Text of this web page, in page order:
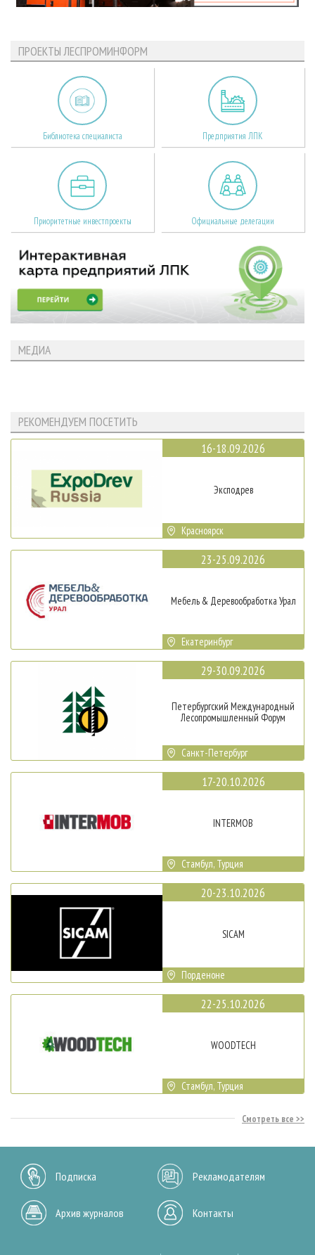
ПРОЕКТЫ ЛЕСПРОМИНФОРМ
Библиотека специалиста Предприятия ЛПК
Приоритетные инвестпроекты Официальные делегации
МЕДИА
РЕКОМЕНДУЕМ ПОСЕТИТЬ
16-18.09.2026
Эксподрев
Красноярск
23-25.09.2026
Мебель & Деревообработка Урал
Екатеринбург
29-30.09.2026
Петербургский Международный
Лесопромышленный Форум
Санкт-Петербург
17-20.10.2026
INTERMOB
Стамбул, Турция
20-23.10.2026
SICAM
Порденоне
22-25.10.2026
WOODTECH
Стамбул, Турция
Смотреть все
Подписка Рекламодателям
Архив журналов Контакты